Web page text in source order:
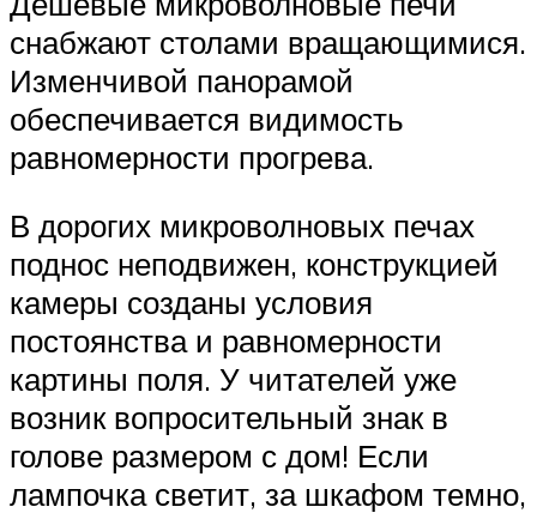
снабжают столами вращающимися.
Изменчивой панорамой
обеспечивается видимость
равномерности прогрева.
В дорогих микроволновых печах
поднос неподвижен, конструкцией
камеры созданы условия
постоянства и равномерности
картины поля. У читателей уже
возник вопросительный знак в
голове размером с дом! Если
лампочка светит, за шкафом темно,